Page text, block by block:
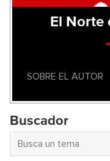
El Norte
SOBRE EL AUTOR
Buscador